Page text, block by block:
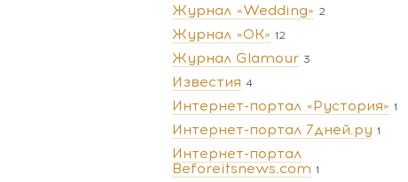
Журнал «Wedding» 2
Журнал «ОК» 12
Журнал Glamour 3
Известия 4
Интернет-портал «Рустория» 1
Интернет-портал 7дней.ру 1
Интернет-портал
Beforeitsnews.com 1